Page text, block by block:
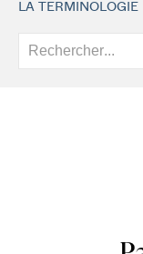
LA TERMINOLOGIE